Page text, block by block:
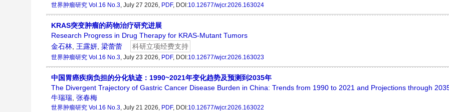
世界肿瘤研究 Vol.16 No.3, July 27 2026, PDF, DOI:10.12677/wjcr.2026.163024
KRAS突变肿瘤的药物治疗研究进展
Research Progress in Drug Therapy for KRAS-Mutant Tumors
金石林, 王露妍, 梁蕾蕾 科研立项经费支持
世界肿瘤研究 Vol.16 No.3, July 23 2026, PDF, DOI:10.12677/wjcr.2026.163023
中国胃癌疾病负担的分化轨迹：1990~2021年变化趋势及预测到2035年
The Divergent Trajectory of Gastric Cancer Disease Burden in China: Trends from 1990 to 2021 and Projections through
牛瑞瑞, 张春梅
世界肿瘤研究 Vol.16 No.3, July 21 2026, PDF, DOI:10.12677/wjcr.2026.163022